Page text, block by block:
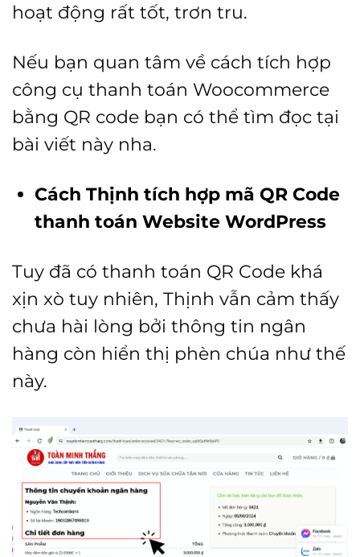
hoạt động rất tốt, trơn tru.
Nếu bạn quan tâm về cách tích hợp
công cụ thanh toán Woocommerce
bằng QR code bạn có thể tìm đọc tại
bài viết này nha.
Cách Thịnh tích hợp mã QR Code
thanh toán Website WordPress
Tuy đã có thanh toán QR Code khá
xịn xò tuy nhiên, Thịnh vẫn cảm thấy
chưa hài lòng bởi thông tin ngân
hàng còn hiển thị phèn chúa như thế
này.